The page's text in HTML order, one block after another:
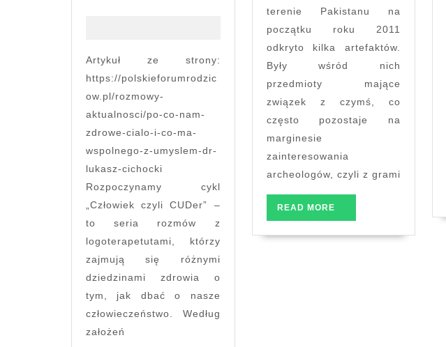
zdrowe
ciało
ma
wspólnego
z
umysłem? Wywiad
dr
Łukaszem
Cichockim.
Artykuł ze strony:
https://polskieforumrodzic
ow.pl/rozmowy-
aktualnosci/po-co-nam-
zdrowe-cialo-i-co-ma-
wspolnego-z-umyslem-dr-
lukasz-cichocki
Rozpoczynamy cykl
„Człowiek czyli CUDer” –
to seria rozmów z
logoterapetutami, którzy
zajmują się różnymi
dziedzinami zdrowia o
tym, jak dbać o nasze
człowieczeństwo. Według
założeń
terenie Pakistanu na
początku roku 2011
odkryto kilka artefaktów.
Były wśród nich
przedmioty mające
związek z czymś, co
często pozostaje na
marginesie
zainteresowania
archeologów, czyli z grami
READ MORE
MORE